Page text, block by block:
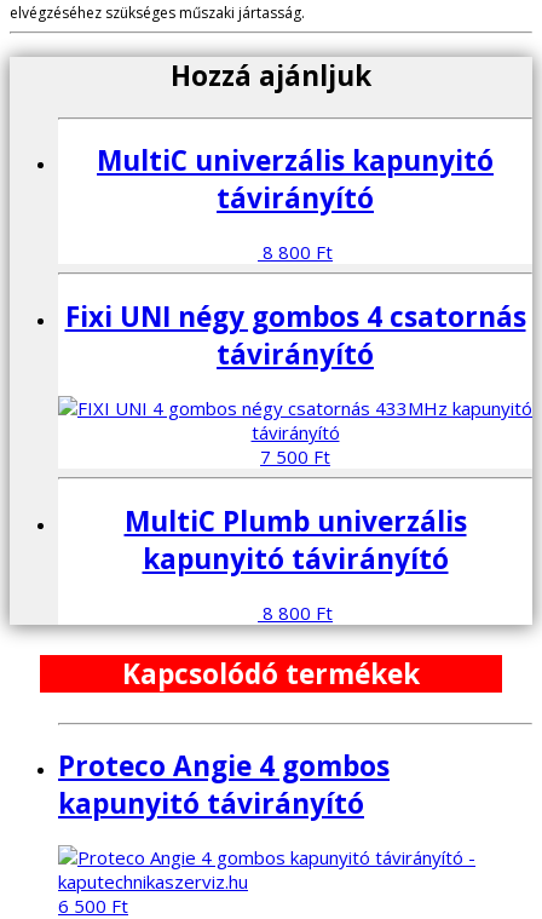
elvégzéséhez szükséges műszaki jártasság.
Hozzá ajánljuk
MultiC univerzális kapunyitó
távirányító
8 800 Ft
Fixi UNI négy gombos 4 csatornás
távirányító
7 500 Ft
MultiC Plumb univerzális
kapunyitó távirányító
8 800 Ft
Kapcsolódó termékek
Proteco Angie 4 gombos
kapunyitó távirányító
6 500 Ft